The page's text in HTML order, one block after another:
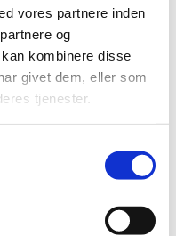
vores partnere inden
og
kombinere disse
givet dem, eller som
tjenester.